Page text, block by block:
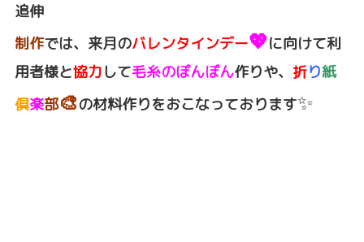
追伸
制作では、来月のバレンタインデー💖に向けて利
用者様と協力して毛糸のぽんぽん作りや、 折り紙
倶楽部🎨の材料作りをおこなっております✨